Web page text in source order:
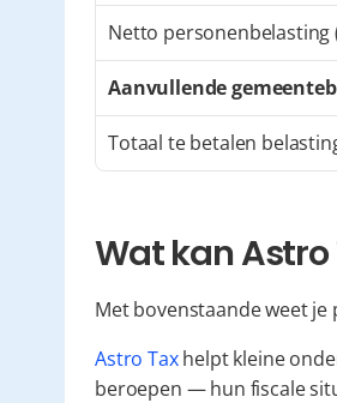
Netto personenbelasting
Aanvullende
Totaal te betalen
Wat kan Astro
Met bovenstaande weet je
Astro Tax helpt kleine
beroepen — hun fiscale